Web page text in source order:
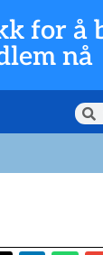
for å
nå